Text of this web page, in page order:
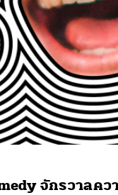
จักรวาลคว
TWEET LINE